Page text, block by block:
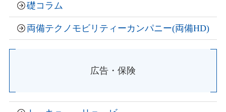
礎コラム
両備テクノモビリティーカンパニー(両備HD)
広告・保険